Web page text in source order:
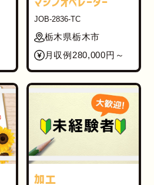
JOB-2836-TC
栃木県栃木市
月収例280,000円～
加工